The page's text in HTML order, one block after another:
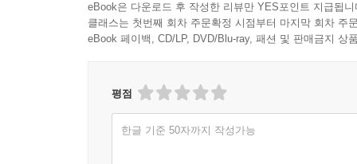
eBook은 다운로드 후 작성한 리뷰만 YES포인트 지급됩니
클래스는 첫번째 회차 주문확정 시점부터 마지막 회차 주
eBook 페이백, CD/LP, DVD/Blu-ray, 패션 및 판매금지 상
평점
한글 기준 50자까지 작성가능